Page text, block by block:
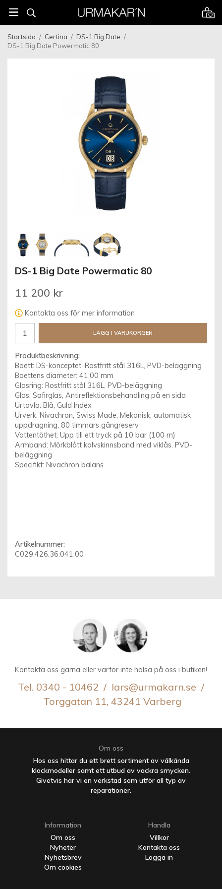
Startsida / Certina / DS-1 Big Date /
DS-1 Big Date Powermatic 80
DS-1 Big Date Powermatic 80
11 200 kr
Kontakta oss för mer information
LÄGG I VARUKORGEN
Produktbeskrivning:
Boett: DS-konceptet, Rostfritt stål 316L, PVD-beläggning
Boettens diameter: 41.00 mm
Glasring: Rostfritt stål 316L, PVD-beläggning
Glas: Safirglas, Antireflektionsbehandling på en sida
Urtavla: Blå, Guld Index
Urverk: Nivachron, Swiss Made, Mekanisk, automatisk
uppdragning, 80 timmars gångreserv
Vattentäthet: Upp till ett tryck på 10 bar (100 m)
Armband: Mörkblått kalvskinnsband med viklås, PVD-
beläggning
Specifikt: Nivachron balans
Artikelnummer:
C029.426.36.041.00
Kontakta oss gärna eller varför inte hälsa på oss i butiken!
Tel. 0340 - 10462 / lars@urmakarn.se /
Torggatan 11, 43241 Varberg
Om oss
Hos oss hittar du ett brett sortiment av välkända
klockmodeller samt ett utbud av vackra smycken.
Givetvis har vi en verkstad som utför all typ av
reparationer.
Information
Om oss
Nyheter
Nyhetsbrev
Om cookies
Handla
Villkor
Kontakta oss
Logga in